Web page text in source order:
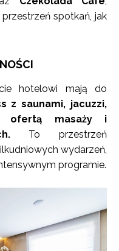
spotkań, jak
hotelowi mają do
z saunami, jacuzzi,
ofertą masaży i
To przestrzeń
wydarzeń,
programie.